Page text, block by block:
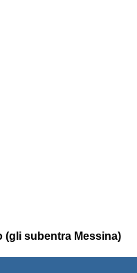
(gli subentra Messina)